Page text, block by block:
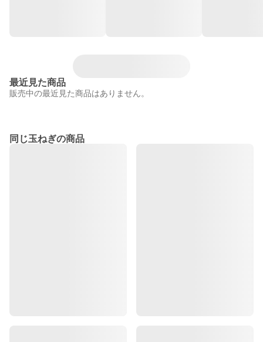
最近見た商品
販売中の最近見た商品はありません。
同じ玉ねぎの商品